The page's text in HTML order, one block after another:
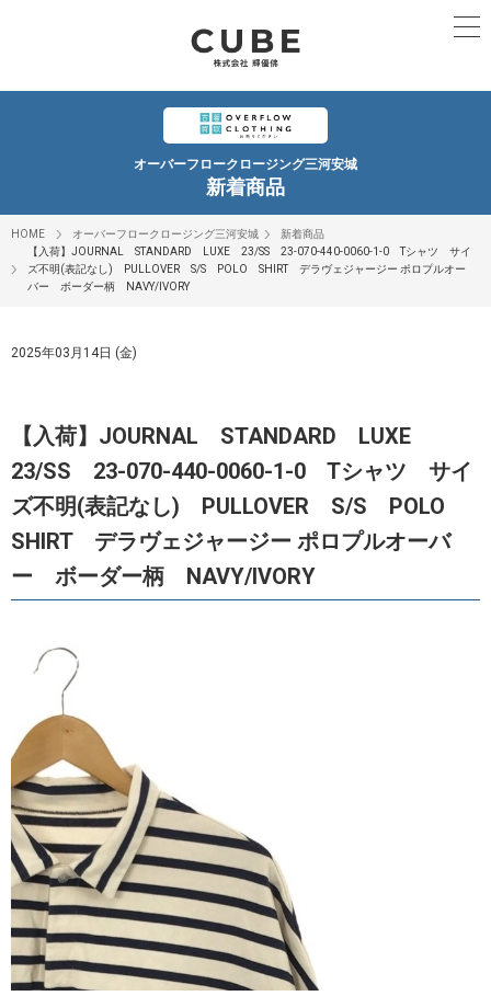
オーバーフロークロージング三河安城
新着商品
HOME オーバーフロークロージング三河安城
新着商品
【入荷】JOURNAL STANDARD LUXE 23/SS 23-070-440-0060-1-0 Tシャツ サイ
ズ不明(表記なし) PULLOVER S/S POLO SHIRT デラヴェジャージー ポロプルオー
バー ボーダー柄 NAVY/IVORY
2025年03月14日 (金)
【入荷】JOURNAL STANDARD LUXE
23/SS 23-070-440-0060-1-0 Tシャツ サイ
ズ不明(表記なし) PULLOVER S/S POLO
SHIRT デラヴェジャージー ポロプルオーバ
ー ボーダー柄 NAVY/IVORY